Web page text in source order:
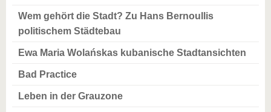
Wem gehört die Stadt? Zu Hans Bernoullis
politischem Städtebau
Ewa Maria Wolańskas kubanische Stadtansichten
Bad Practice
Leben in der Grauzone